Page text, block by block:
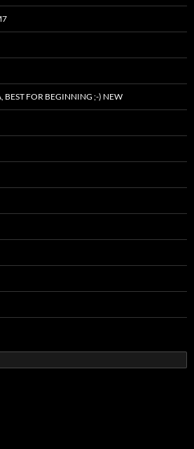
BEST FOR BEGINNING ;-) NEW